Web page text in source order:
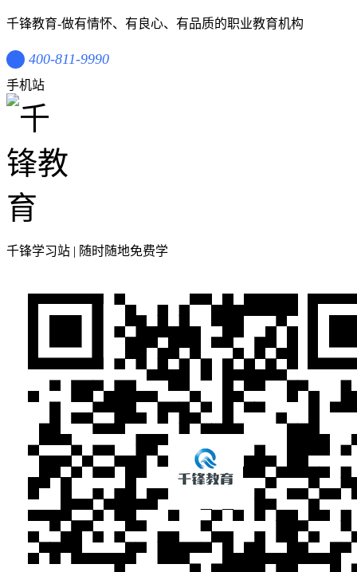
千锋教育-做有情怀、有良心、有品质的职业教育机构
400-811-9990
手机站
千锋学习站 | 随时随地免费学